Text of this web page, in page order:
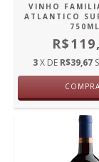
VINHO
ATLANTICO
750ML
3X DE R$39,67